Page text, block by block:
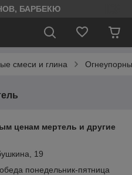
БАРБЕКЮ
смеси и глина
ценам мертель и другие
19
понедельник-пятница